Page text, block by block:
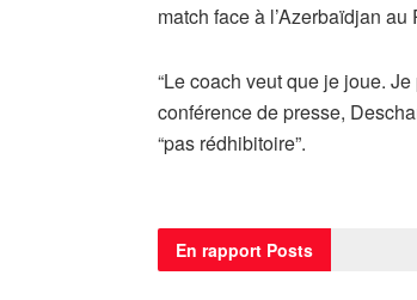
match face à l’Azerbaïdjan
“Le coach veut que je joue.
conférence de presse,
“pas rédhibitoire”.
En rapport Posts